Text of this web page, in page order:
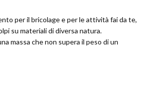
per il bricolage e per le attività fai da te,
su materiali di diversa natura.
massa che non supera il peso di un